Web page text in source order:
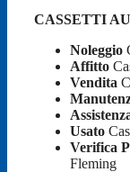
CASSETTI
Noleggio
Affitto
Vendita
Usato
Verifica
Fleming